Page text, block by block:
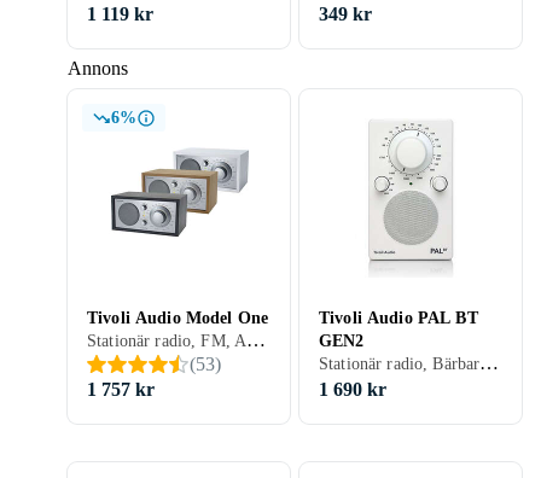
Annons
1 119 kr
349 kr
6%
Tivoli Audio Model One
Stationär radio, FM, AM, DAB, DAB+, Nätström, Fjärrkontroll, Hörlursutgång, Analog 3,5mm-ingång (Aux)
(53)
1 757 kr
Tivoli Audio PAL BT
GEN2
Stationär radio, Bärbar radio, FM, AM, MW, Allvädersskydd (damm/fukttålig)
1 690 kr